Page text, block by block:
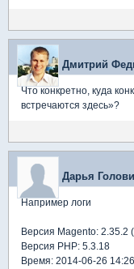
Дмитрий
Что конкретно, куда
встречаются здесь»?
Дарья
Например логи
Версия Magento: 2.35.2
Версия PHP: 5.3.18
Время: 2014-06-26